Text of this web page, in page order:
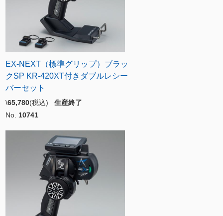
EX-NEXT（標準グリップ）ブラッ
クSP KR-420XT付きダブルレシー
バーセット
\65,780(税込) 生産終了
No. 10741